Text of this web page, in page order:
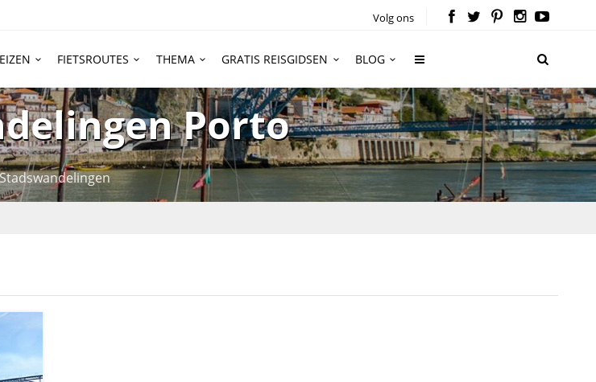
Volg ons
FIETSROUTES THEMA GRATIS REISGIDSEN BLOG
Porto
Stadswandelingen